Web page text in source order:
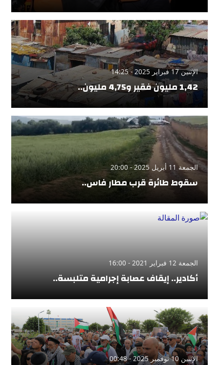
الإثنين 17 فبراير 2025 - 14:25
1,42 مليون فقير و4,75 مليون..
الجمعة 11 أبريل 2025 - 20:00
سقوط طائرة قرب مطار فاس..
الجمعة 12 فبراير 2021 - 16:00
أكادير.. إيقاف عصابة إجرامية متلبسة..
الإثنين 10 نوفمبر 2025 - 00:48